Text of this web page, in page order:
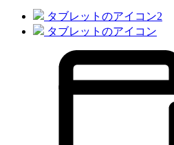
タブレットのアイコン2
タブレットのアイコン